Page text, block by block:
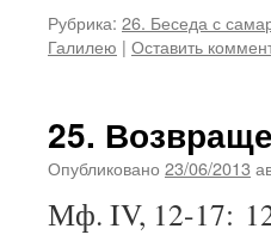
Рубрика: 26. Беседа с
Галилею | Оставить
25.
Опубликовано 23/06/2013
Мф. IV, 12-17: